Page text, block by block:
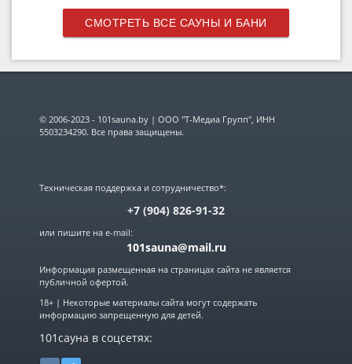
СМОТРЕТЬ ВСЕ САУНЫ И БАНИ
© 2006-2023 - 101sauna.by | ООО "Т-Медиа Групп", ИНН
5503234290. Все права защищены.
Техническая поддержка и сотрудничество*:
+7 (904) 826-91-32
или пишите на e-mail:
101sauna@mail.ru
Информация размещенная на страницах сайта не является
публичной офертой.
18+ | Некоторые материалы сайта могут содержать
информацию запрещенную для детей.
101сауна в соцсетях: